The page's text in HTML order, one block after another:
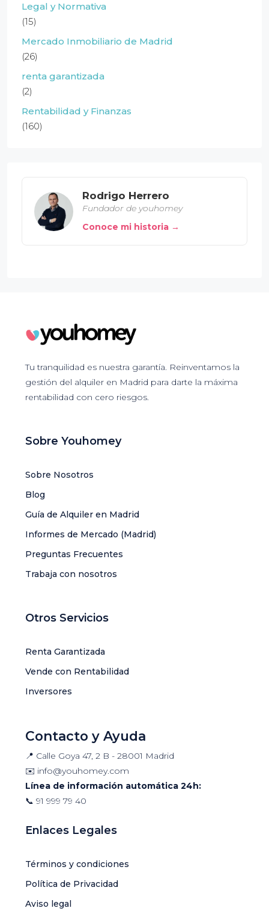
Legal y Normativa
(15)
Mercado Inmobiliario de Madrid
(26)
renta garantizada
(2)
Rentabilidad y Finanzas
(160)
Rodrigo Herrero
Fundador de youhomey
Conoce mi historia →
Tu tranquilidad es nuestra garantía. Reinventamos la
gestión del alquiler en Madrid para darte la máxima
rentabilidad con cero riesgos.
Sobre Youhomey
Sobre Nosotros
Blog
Guía de Alquiler en Madrid
Informes de Mercado (Madrid)
Preguntas Frecuentes
Trabaja con nosotros
Otros Servicios
Renta Garantizada
Vende con Rentabilidad
Inversores
Contacto y Ayuda
📍 Calle Goya 47, 2 B - 28001 Madrid
✉️ info@youhomey.com
Línea de información automática 24h:
📞 91 999 79 40
Enlaces Legales
Términos y condiciones
Política de Privacidad
Aviso legal